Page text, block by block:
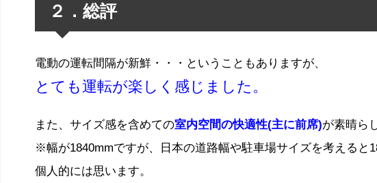
２．総評
電動の運転間隔が新鮮・・・ということもありますが、
とても運転が楽しく感じました。
また、サイズ感を含めての室内空間の快適性(主に前席)が素晴ら
※幅が1840mmですが、日本の道路幅や駐車場サイズを考えると
個人的には思います。